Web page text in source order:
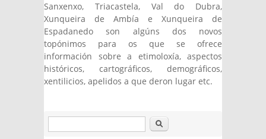
Sanxenxo, Triacastela, Val do Dubra,
Xunqueira de Ambía e Xunqueira de
Espadanedo son algúns dos novos
topónimos para os que se ofrece
información sobre a etimoloxía, aspectos
históricos, cartográficos, demográficos,
xentilicios, apelidos a que deron lugar etc.
Buscar